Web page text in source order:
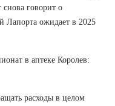
снова говорит о
Лапорта ожидает в 2025
в аптеке Королев:
расходы в целом